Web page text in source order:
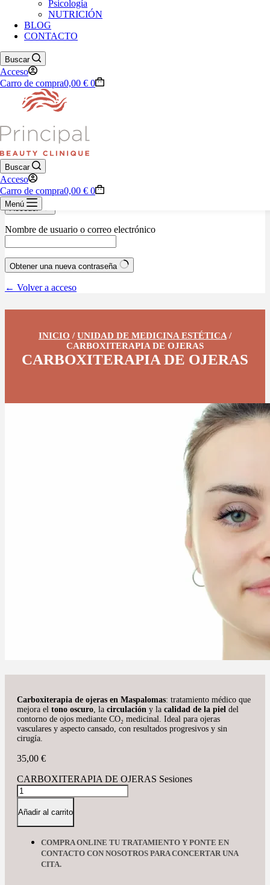
928 76 33 29
Carrito de compra
Tu carrito está vacío.
Volver a la tienda
Nombre de usuario o correo electrónico
Contraseña
Recordarme ¿Olvidaste la contraseña?
Acceder
Nombre de usuario o correo electrónico
Obtener una nueva contraseña
← Volver a acceso
Psicología
NUTRICIÓN
BLOG
CONTACTO
Buscar
Acceso
Carro de compra0,00 € 0
Buscar
Acceso
Carro de compra0,00 € 0
Menú
INICIO /UNIDAD DE MEDICINA ESTÉTICA /
CARBOXITERAPIA DE OJERAS
CARBOXITERAPIA DE OJERAS
Carboxiterapia de ojeras en Maspalomas: tratamiento médico que
mejora el tono oscuro, la circulación y la calidad de la piel del
contorno de ojos mediante CO₂ medicinal. Ideal para ojeras
vasculares y aspecto cansado, con resultados progresivos y sin
cirugía.
35,00 €
CARBOXITERAPIA DE OJERAS Sesiones
Añadir al carrito
COMPRA ONLINE TU TRATAMIENTO Y PONTE EN
CONTACTO CON NOSOTROS PARA CONCERTAR UNA
CITA.